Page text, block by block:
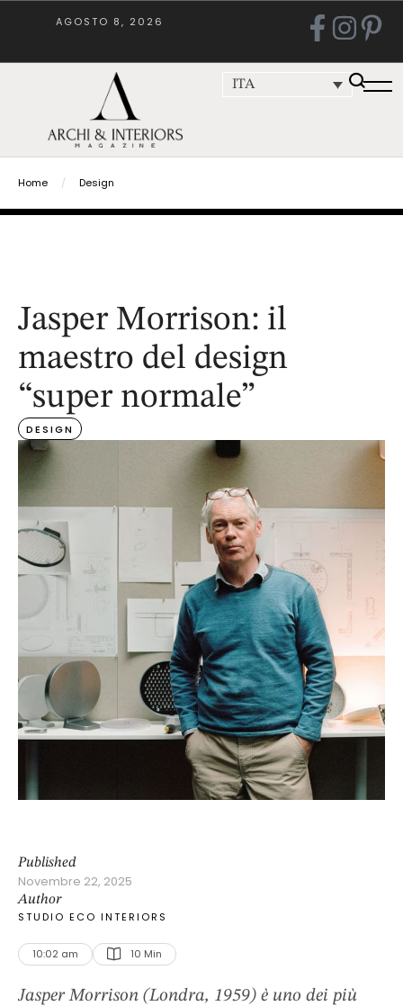
AGOSTO 8, 2026
ITA
Home / Design
Jasper Morrison: il
maestro del design
“super normale”
DESIGN
Published
Novembre 22, 2025
Author
STUDIO ECO INTERIORS
10:02 am 10 Min
Jasper Morrison (Londra, 1959) è uno dei più